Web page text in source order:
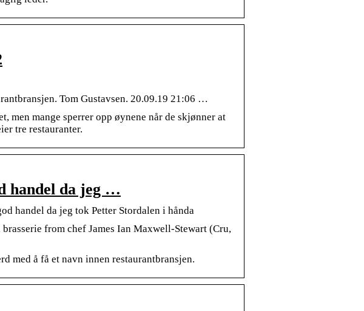
Tom Gustavsen. 20.09.19 21:06 …
men mange sperrer opp øynene når de skjønner at
tre restauranter.
handel da jeg …
handel da jeg tok Petter Stordalen i hånda
from chef James Ian Maxwell-Stewart (Cru,
med å få et navn innen restaurantbransjen.